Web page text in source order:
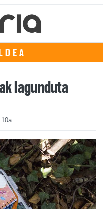
lagunduta
10a